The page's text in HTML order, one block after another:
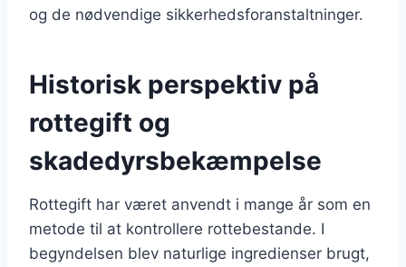
og de nødvendige sikkerhedsforanstaltninger.
Historisk perspektiv på
rottegift og
skadedyrsbekæmpelse
Rottegift har været anvendt i mange år som en
metode til at kontrollere rottebestande. I
begyndelsen blev naturlige ingredienser brugt,